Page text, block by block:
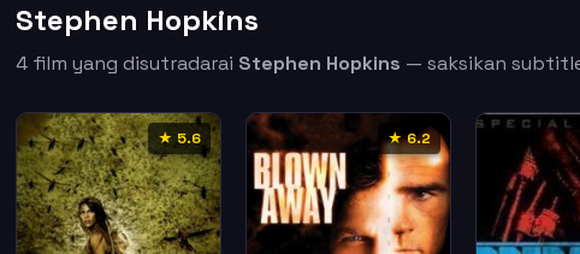
Stephen Hopkins
4 film yang disutradarai Stephen Hopkins — saksikan
★ 5.6 ★ 6.2